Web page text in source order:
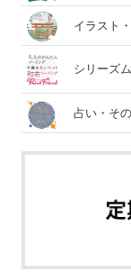
イラスト
シリーズ
占い・そ